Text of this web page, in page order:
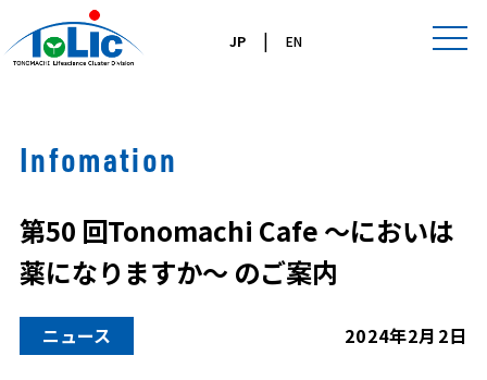
JP| EN
Infomation
第50 回Tonomachi Cafe 〜においは
薬になりますか〜 のご案内
ニュース 2024年2月2日